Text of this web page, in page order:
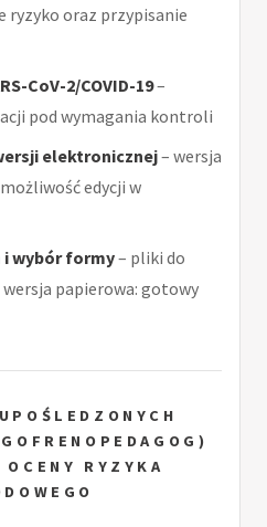
ryzyko oraz przypisanie
CoV-2/COVID-19–
pod wymagania kontroli
elektronicznej– wersja
edycji w
i wybór formy– pliki do
papierowa: gotowy
OCENY RYZYKA